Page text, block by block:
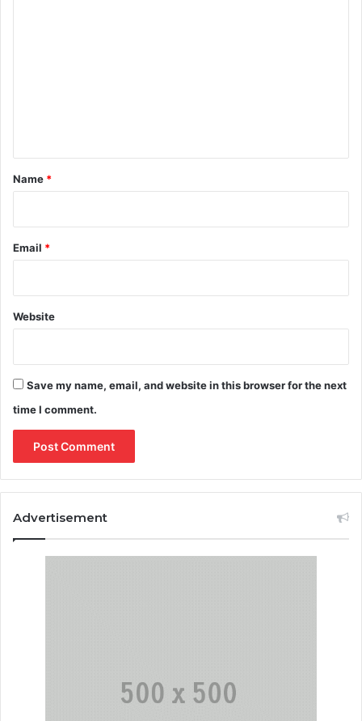
*
Name *
Email *
Website
Save my name, email, and website in this browser for the next
time I comment.
Advertisement